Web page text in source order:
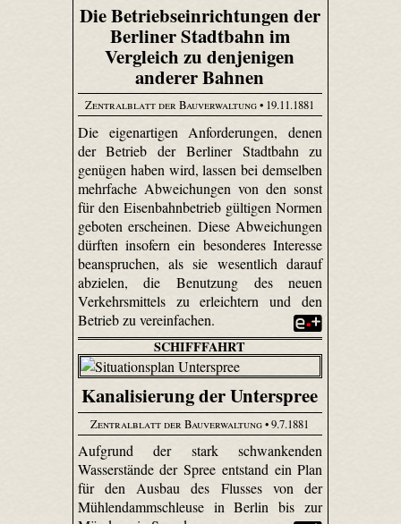
Die Betriebseinrichtungen der
Berliner Stadtbahn im
Vergleich zu denjenigen
anderer Bahnen
Zentralblatt der Bauverwaltung• 19.11.1881
Die eigenartigen Anforderungen, denen
der Betrieb der Berliner Stadtbahn zu
genügen haben wird, lassen bei demselben
mehrfache Abweichungen von den sonst
für den Eisenbahnbetrieb gültigen Normen
geboten erscheinen. Diese Abweichungen
dürften insofern ein besonderes Interesse
beanspruchen, als sie wesentlich darauf
abzielen, die Benutzung des neuen
Verkehrsmittels zu erleichtern und den
Betrieb zu vereinfachen.
SCHIFFFAHRT
Kanalisierung der Unterspree
Zentralblatt der Bauverwaltung• 9.7.1881
Aufgrund der stark schwankenden
Wasserstände der Spree entstand ein Plan
für den Ausbau des Flusses von der
Mühlendammschleuse in Berlin bis zur